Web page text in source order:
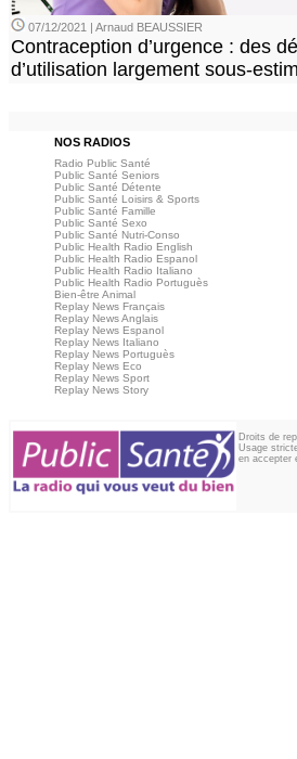
07/12/2021 | Arnaud BEAUSSIER
Contraception d’urgence : des
d’utilisation largement sous-
NOS RADIOS
Radio Public Santé
Public Santé Seniors
Public Santé Détente
Public Santé Loisirs & Sports
Public Santé Famille
Public Santé Sexo
Public Santé Nutri-Conso
Public Health Radio English
Public Health Radio Espanol
Public Health Radio Italiano
Public Health Radio Portuguès
Bien-être Animal
Replay News Français
Replay News Anglais
Replay News Espanol
Replay News Italiano
Replay News Portuguès
Replay News Eco
Replay News Sport
Replay News Story
Droits de
Usage
en accepter